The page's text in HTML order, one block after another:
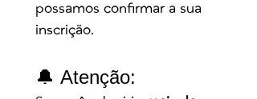
possamos confirmar a sua
inscrição.
🔔 Atenção: